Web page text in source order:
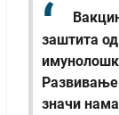
заштита
Развивање
значи